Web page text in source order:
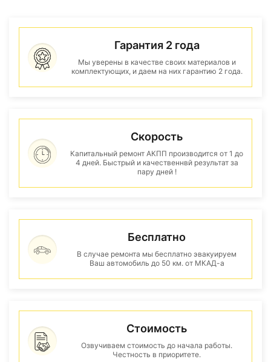
Гарантия 2 года
Мы уверены в качестве своих материалов и
комплектующих, и даем на них гарантию 2 года.
Скорость
Капитальный ремонт АКПП производится от 1 до
4 дней. Быстрый и качественнвй результат за
пару дней !
Бесплатно
В случае ремонта мы бесплатно эвакуируем
Ваш автомобиль до 50 км. от МКАД-а
Стоимость
Озвучиваем стоимость до начала работы.
Честность в приоритете.